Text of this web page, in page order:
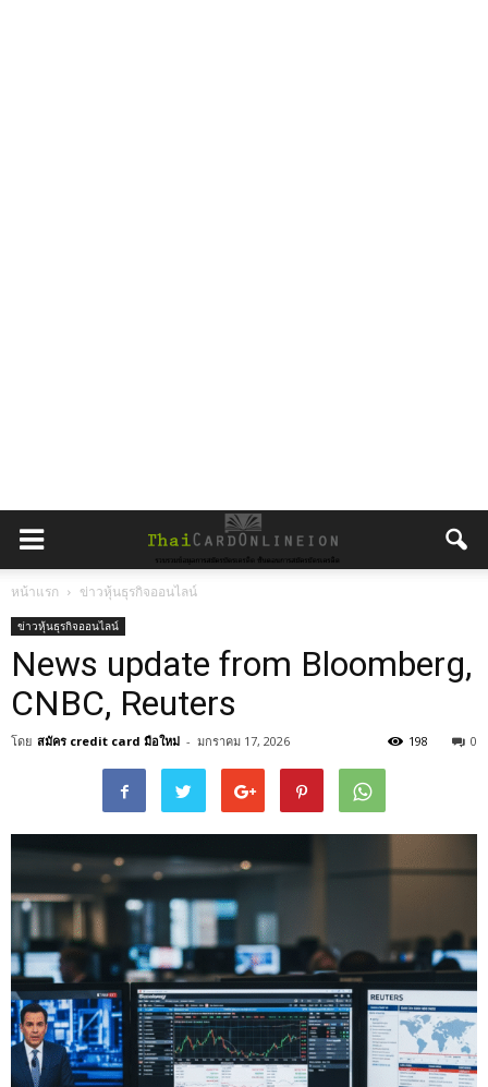
หน้าแรก ข่าวหุ้นธุรกิจออนไลน์
ข่าวหุ้นธุรกิจออนไลน์
News update from Bloomberg,
CNBC, Reuters
โดย สมัคร credit card มือใหม่ - มกราคม 17, 2026 0
198